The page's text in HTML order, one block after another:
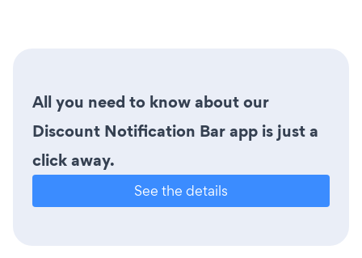
All you need to know about our
Discount Notification Bar app is just a
click away.
See the details